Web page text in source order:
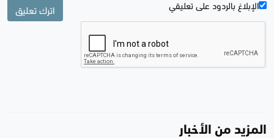
الإبلاغ بالردود علی تعليقي اترك تعليق
المزيد من الأخبار